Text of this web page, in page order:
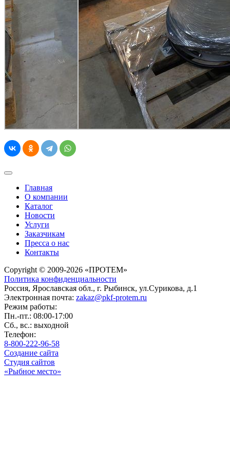
Главная
О компании
Каталог
Новости
Услуги
Заказчикам
Пресса о нас
Контакты
Copyright © 2009-2026 «ПРОТЕМ»
Политика конфиденциальности
Россия, Ярославская обл., г. Рыбинск, ул.Сурикова, д.1
Электронная почта: zakaz@pkf-protem.ru
Режим работы:
Пн.-пт.: 08:00-17:00
Сб., вс.: выходной
Телефон:
8-800-222-96-58
Создание сайта
Студия сайтов
«Рыбное место»